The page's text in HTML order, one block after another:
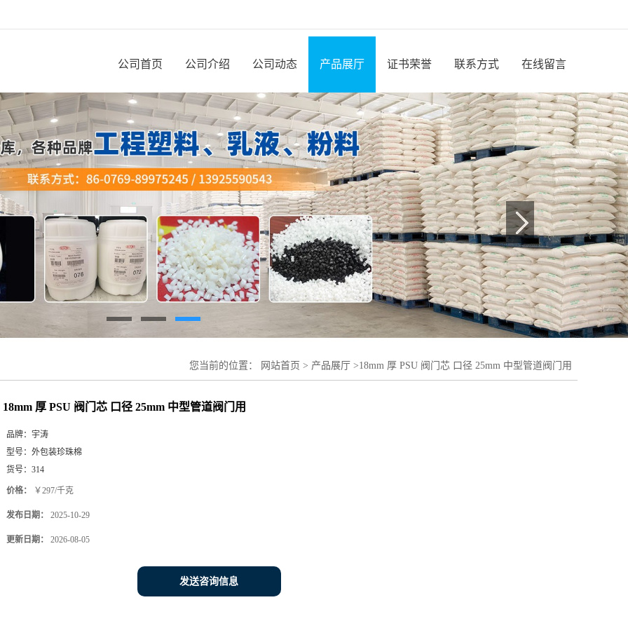
公司首页 公司介绍 公司动态 产品展厅 证书荣誉 联系方式 在线留言
您当前的位置： 网站首页 > 产品展厅 >18mm 厚 PSU 阀门芯 口径 25mm 中型管道阀门用
18mm 厚 PSU 阀门芯 口径 25mm 中型管道阀门用
品牌： 宇涛
型号： 外包装珍珠棉
货号： 314
价格： ￥297/千克
发布日期： 2025-10-29
更新日期： 2026-08-05
发送咨询信息